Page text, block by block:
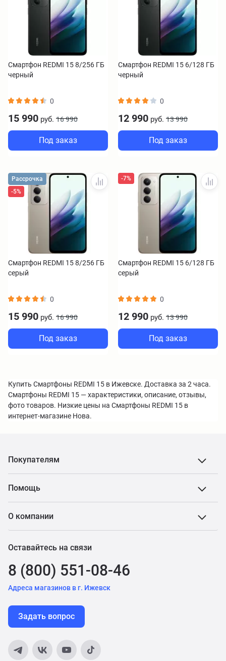
Смартфон REDMI 15 8/256 ГБ
черный
0
15 990 руб. 16 990
Под заказ
Смартфон REDMI 15 6/128 ГБ
черный
0
12 990 руб. 13 990
Под заказ
Рассрочка
-5%
Смартфон REDMI 15 8/256 ГБ
серый
0
15 990 руб. 16 990
Под заказ
-7%
Смартфон REDMI 15 6/128 ГБ
серый
0
12 990 руб. 13 990
Под заказ
Купить Смартфоны REDMI 15 в Ижевске. Доставка за 2 часа.
Смартфоны REDMI 15 — характеристики, описание, отзывы,
фото товаров. Низкие цены на Смартфоны REDMI 15 в
интернет-магазине Нова.
Покупателям
Помощь
О компании
Оставайтесь на связи
8 (800) 551-08-46
Адреса магазинов в г. Ижевск
Задать вопрос